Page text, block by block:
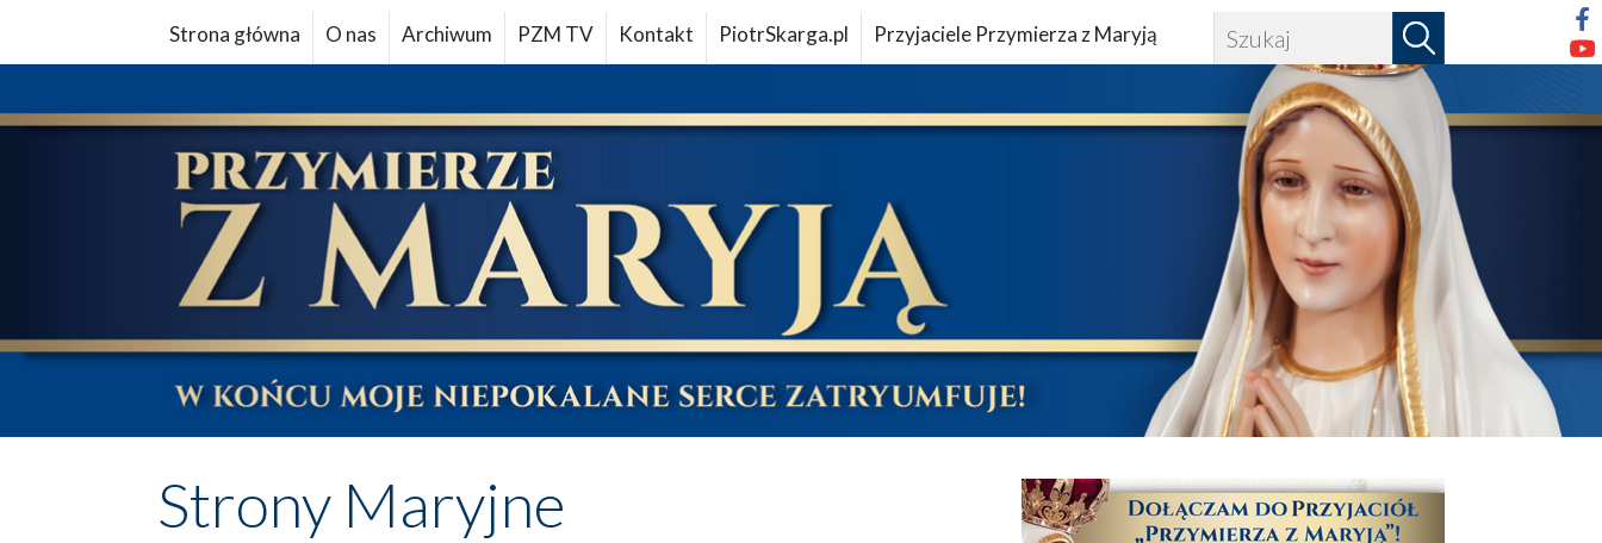
Strona główna O nas Archiwum PZM TV Kontakt PiotrSkarga.pl Przyjaciele Przymierza z Maryją
Strony Maryjne